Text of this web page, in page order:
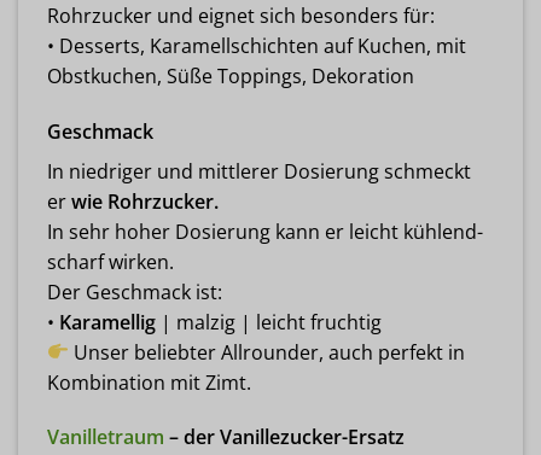
Rohrzucker und eignet sich besonders für:
• Desserts, Karamellschichten auf Kuchen, mit
Obstkuchen, Süße Toppings, Dekoration
Geschmack
In niedriger und mittlerer Dosierung schmeckt
erwie Rohrzucker.
In sehr hoher Dosierung kann er leicht kühlend-
scharf wirken.
Der Geschmack ist:
• Karamellig | malzig | leicht fruchtig
Unser beliebter Allrounder, auch perfekt in
Kombination mit Zimt.
Vanilletraum – der Vanillezucker-Ersatz